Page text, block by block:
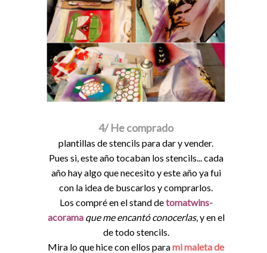
4/ He comprado
plantillas de stencils para dar y vender.
Pues si, este año tocaban los stencils... cada
año hay algo que necesito y este año ya fui
con la idea de buscarlos y comprarlos.
Los compré en el stand detomatwins-
acorama que me encantó conocerlas, y en el
de todo stencils.
Mira lo que hice con ellos parami maleta de